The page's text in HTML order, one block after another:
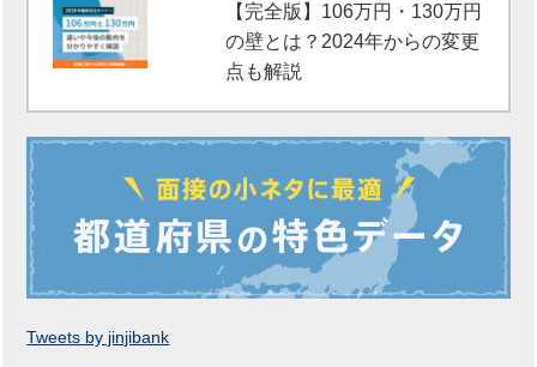
【完全版】106万円・130万円
の壁とは？2024年からの変更
点も解説
Tweets by jinjibank